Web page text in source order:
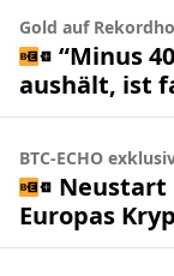
Gold auf
“Minus
aushält, ist
BTC-ECHO
Neustart
Europas